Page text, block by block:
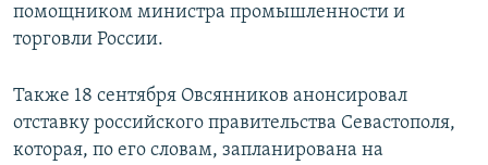
помощником министра промышленности и
торговли России.
Также 18 сентября Овсянников анонсировал
отставку российского правительства Севастополя,
которая, по его словам, запланирована на